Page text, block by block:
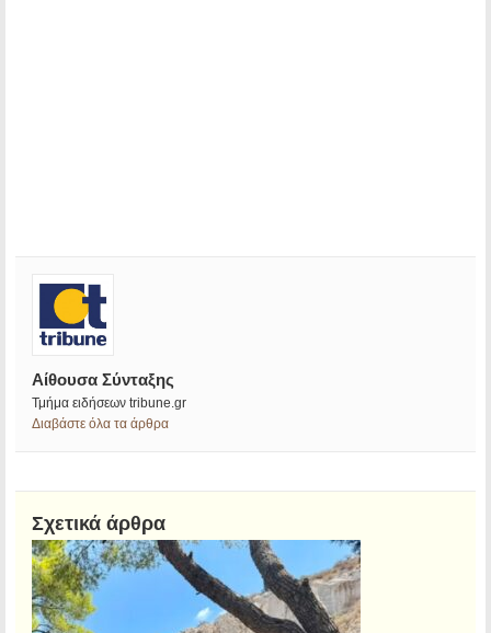
Αίθουσα Σύνταξης
Τμήμα ειδήσεων tribune.gr
Διαβάστε όλα τα άρθρα
Σχετικά άρθρα